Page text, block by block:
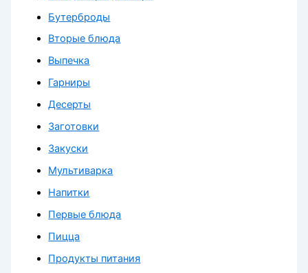
Бутерброды
Вторые блюда
Выпечка
Гарниры
Десерты
Заготовки
Закуски
Мультиварка
Напитки
Первые блюда
Пицца
Продукты питания